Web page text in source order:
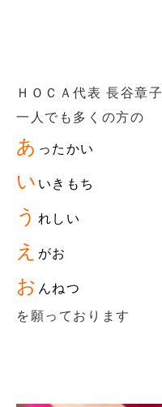
ＨＯＣＡ代表 長谷章子
一人でも多くの方の
あ ったかい
い いきもち
う れしい
え がお
お んねつ
を願っております